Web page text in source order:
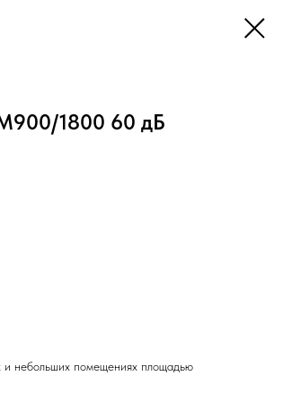
1800 60 дБ
и небольших помещениях площадью